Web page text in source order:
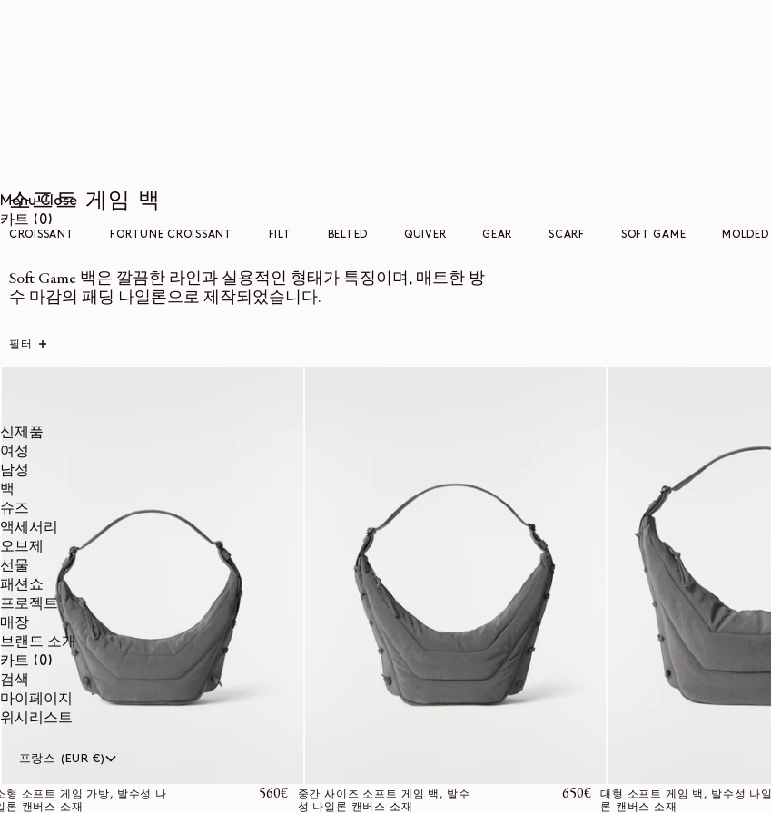
Menu Close
카트 (0)
품목
신제품
여성
남성
백
슈즈
액세서리
오브제
선물
패션쇼
프로젝트
매장
브랜드 소개
카트 (0) 0개
품목
검색
마이페이지
위시리스트
프랑스 (EUR €)
소프트 게임 백
CROISSANT FORTUNE CROISSANT FILT BELTED QUIVER GEAR SCARF SOFT GAME MOLDED
Soft Game 백은 깔끔한 라인과 실용적인 형태가 특징이며, 매트한 방
수 마감의 패딩 나일론으로 제작되었습니다.
필터
형 소프트 게임 가방, 발수성 나
론 캔버스 소재
정가
560€
중간 사이즈 소프트 게임 백, 발수
성 나일론 캔버스 소재
정가
650€
대형 소프트 게임 백, 발수성 나일
론 캔버스 소재